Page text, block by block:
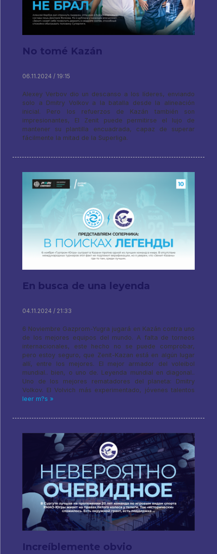
No tomé Kazán
06.11.2024 / 19:15
Alexey Verbov dio un descanso a los líderes, enviando
solo a Dmitry Volkov a la batalla desde la alineación
inicial. Pero los refuerzos de Kazán también son
impresionantes, El Zenit puede permitirse el lujo de
mantener su plantilla encuadrada, capaz de superar
fácilmente la mitad de la Superliga.
En busca de una leyenda
04.11.2024 / 21:33
6 Noviembre Gazprom-Yugra jugará en Kazán contra uno
de los mejores equipos del mundo. A falta de torneos
internacionales, este hecho no se puede comprobar,
pero estoy seguro, que Zenit-Kazan está en algún lugar
allí, entre los mejores. El mejor armador del voleibol
mundial.. bien, o uno de. Leyenda mundial en diagonal..
Uno de los mejores rematadores del planeta: Dmitry
Volkov. El Volvich más experimentado, jóvenes talentos
leer m?s »
Increíblemente obvio